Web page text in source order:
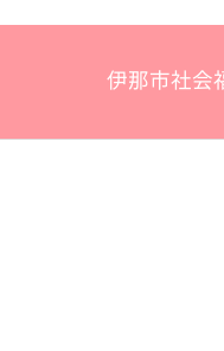
伊那市社会